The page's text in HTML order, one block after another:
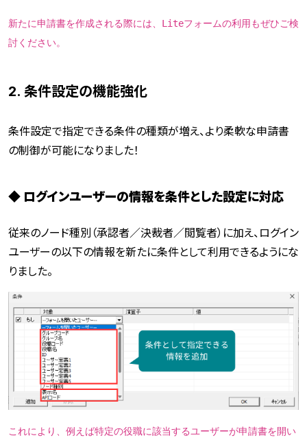
新たに申請書を作成される際には、Liteフォームの利用もぜひご検
討ください。
2. 条件設定の機能強化
条件設定で指定できる条件の種類が増え、より柔軟な申請書
の制御が可能になりました！
◆ ログインユーザーの情報を条件とした設定に対応
従来のノード種別（承認者／決裁者／閲覧者）に加え、ログイン
ユーザーの以下の情報を新たに条件として利用できるようにな
りました。
これにより、例えば特定の役職に該当するユーザーが申請書を開い